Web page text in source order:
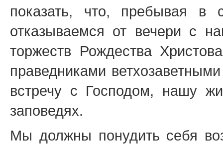
показать, что, пребывая в
отказываемся от вечери с
торжеств Рождества
праведниками
встречу с Господом, нашу
заповедях.
Мы должны понудить себя